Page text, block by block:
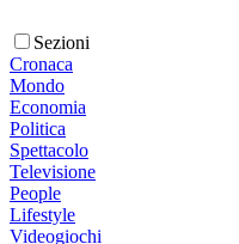
Sezioni
Cronaca
Mondo
Economia
Politica
Spettacolo
Televisione
People
Lifestyle
Videogiochi